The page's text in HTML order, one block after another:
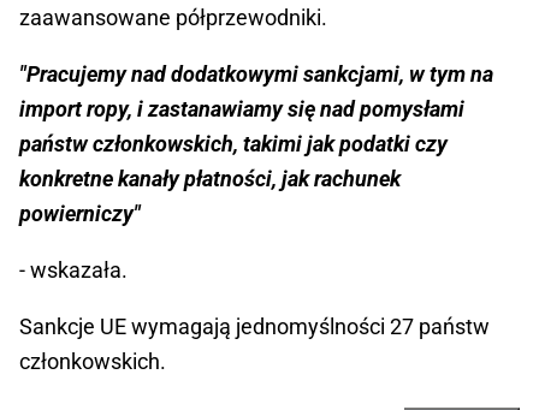
zaawansowane półprzewodniki.
"Pracujemy nad dodatkowymi sankcjami, w tym na
import ropy, i zastanawiamy się nad pomysłami
państw członkowskich, takimi jak podatki czy
konkretne kanały płatności, jak rachunek
powierniczy"
- wskazała.
Sankcje UE wymagają jednomyślności 27 państw
członkowskich.